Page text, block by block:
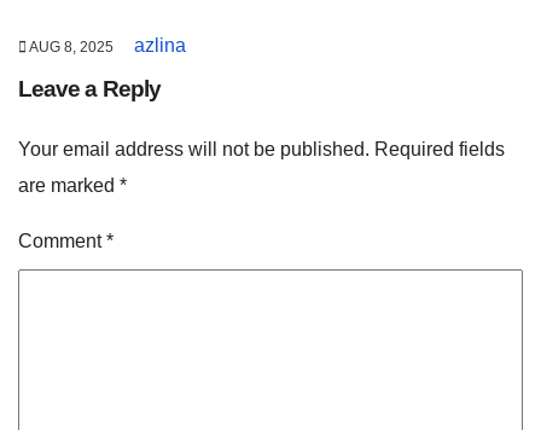
AUG 8, 2025 azlina
Leave a Reply
Your email address will not be published. Required fields
are marked *
Comment*